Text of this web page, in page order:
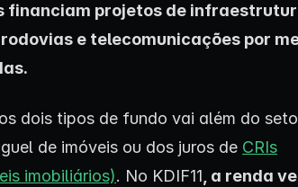
financiam projetos de
e telecomunicações por
dois tipos de fundo vai além do
de imóveis ou dos juros de CRIs
imobiliários). No KDIF11 , a renda